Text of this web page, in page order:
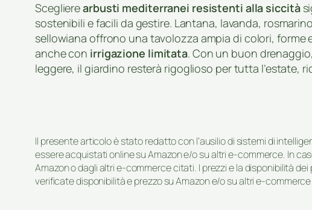
Sceglierearbusti mediterranei resistenti alla siccità
sostenibili e facili da gestire. Lantana, lavanda,
sellowiana offrono una tavolozza ampia di colori,
anche con irrigazione limitata. Con un buon
leggere, il giardino resterà rigoglioso per tutta l’estate,
Il presente articolo è stato redatto con l’ausilio di sistemi di
essere acquistati online su Amazon e/o su altri e-commerce. In
Amazon o dagli altri e-commerce citati. I prezzi e la disponibilità
verificate disponibilità e prezzo su Amazon e/o su altri e-